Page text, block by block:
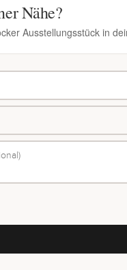
Nähe?
Ausstellungsstück in